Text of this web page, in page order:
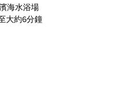
海水浴場
大約6分鐘